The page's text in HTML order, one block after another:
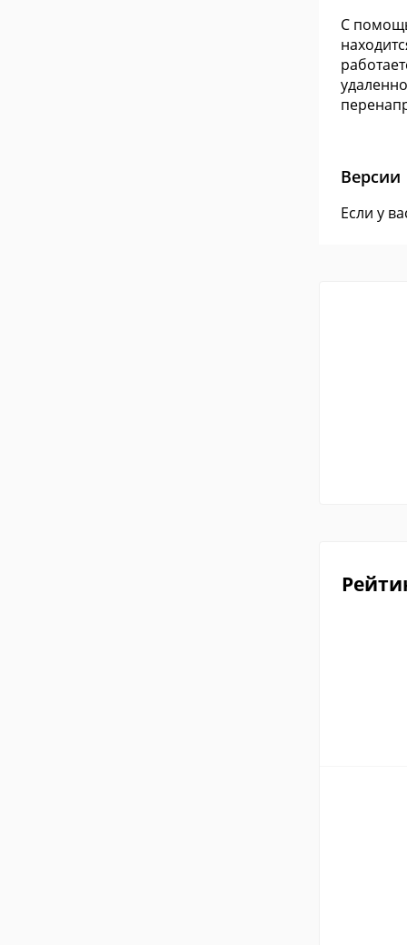
С
Версии
Если у